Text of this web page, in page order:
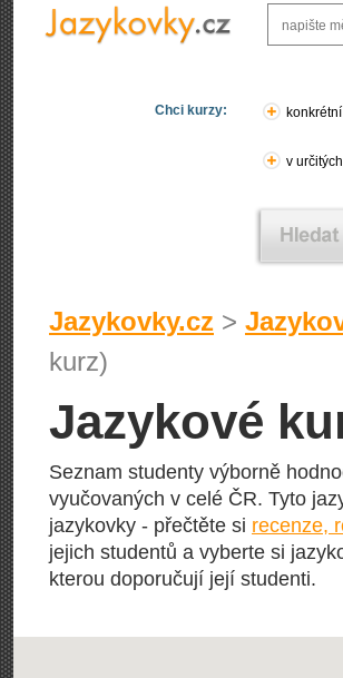
Chci kurzy:
v
Jazykovky.cz >
kurz)
Jazykové
Seznam studenty výborně
vyučovaných v celé ČR. Tyto
jazykovky - přečtěte si recenze,
jejich studentů a vyberte si
kterou doporučují její studenti.